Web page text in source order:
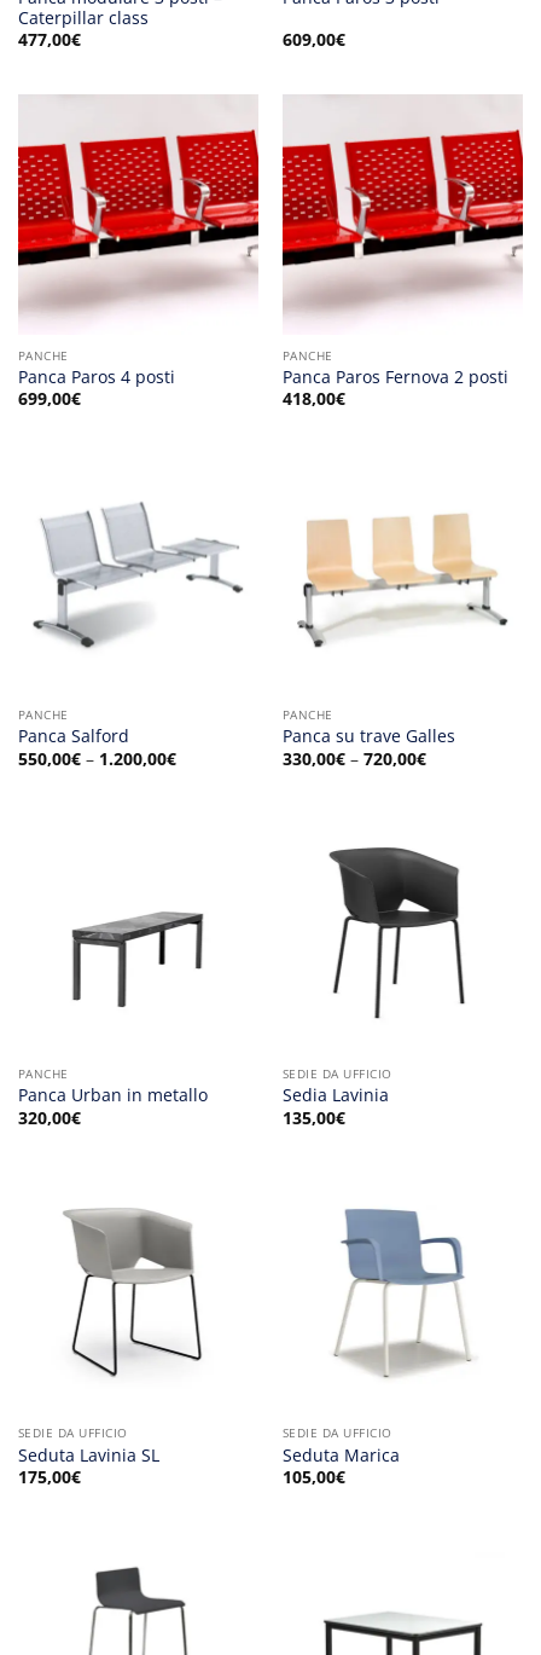
Caterpillar class
477,00€
609,00€
PANCHE
Panca Paros 4 posti
699,00€
PANCHE
Panca Paros Fernova 2 posti
418,00€
PANCHE
Panca Salford
550,00€– 1.200,00€
PANCHE
Panca su trave Galles
330,00€– 720,00€
PANCHE
Panca Urban in metallo
320,00€
SEDIE DA UFFICIO
Sedia Lavinia
135,00€
SEDIE DA UFFICIO
Seduta Lavinia SL
175,00€
SEDIE DA UFFICIO
Seduta Marica
105,00€